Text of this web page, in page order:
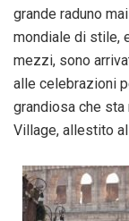
grande raduno
mondiale di stile,
mezzi, sono
alle celebrazioni
grandiosa che
Village, allestito